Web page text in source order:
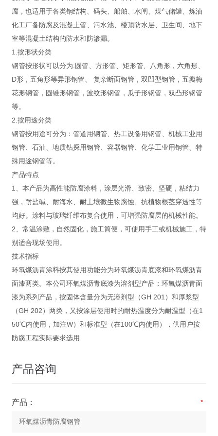
腐，也适用于各类钢结构、码头、船舶、水闸、煤气储罐、炼油
化工厂备防腐及混凝土管、污水池、楼顶防水层、卫生间、地下
室等混凝土结构的防水和防渗漏。
1.按形状分类
钢管按形状可以分为:圆管、方形管、矩形管、八角形，六角形、
D形，五角形等异形钢管、 复杂断面钢管，双凹型钢管，五瓣梅
花形钢管，圆锥形钢管，波纹形钢管，瓜子形钢管，双凸形钢管
等。
2.按用途分类
钢管按用途可分为：管道用钢管、热工设备用钢管、机械工业用
钢管、石油、地质钻探用钢管、容器钢管、化学工业用钢管、特
殊用途钢管等。
产品特点
1、本产品为高性能防腐涂料，涂层光滑、致密、坚硬，粘结力
强，耐盐碱、耐海水、耐土壤微生物腐蚀、抗植物根茎穿透性等
均好。涂料与玻璃纤维布复合使用，可增强防腐层的机械性能。
2、常温涂敷，自然固化，施工简便，可使用手工或机械施工，特
别适合现场使用。
技术指标
环氧煤沥青涂料按其使用功能分为环氧煤沥青底漆和环氧煤沥青
面漆两类。本公司环氧煤沥青底漆为溶剂型产品；环氧煤沥青面
漆为系列产品，按固体含量分为无溶剂型（GH 201）和厚浆型
（GH 202）两类，又按涂层使用时的耐热温度分为耐温型（在1
50℃内使用，加注W）和标准型（在100℃内使用），供用户按
防腐工程实际要求选用
产品咨询
产品：